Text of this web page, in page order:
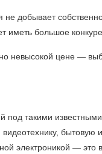
добывает
большое
невысокой цене —
под такими
электроникой — это